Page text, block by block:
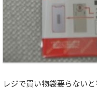
レジで買い物袋要らない